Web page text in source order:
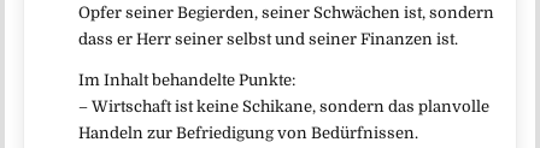
Opfer seiner Begierden, seiner Schwächen ist, sondern
dass er Herr seiner selbst und seiner Finanzen ist.
Im Inhalt behandelte Punkte:
– Wirtschaft ist keine Schikane, sondern das planvolle
Handeln zur Befriedigung von Bedürfnissen.